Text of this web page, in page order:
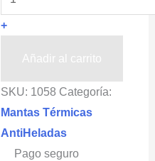
Tela
Anti
heladas
Macro
Túneles
e
Invernaderos
+
Añadir al carrito
SKU: 1058 Categoría:
Mantas Térmicas
AntiHeladas
Pago seguro